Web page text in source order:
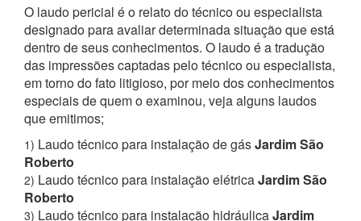
O laudo pericial é o relato do técnico ou especialista
designado para avaliar determinada situação que está
dentro de seus conhecimentos. O laudo é a tradução
das impressões captadas pelo técnico ou especialista,
em torno do fato litigioso, por meio dos conhecimentos
especiais de quem o examinou, veja alguns laudos
que emitimos;
1) Laudo técnico para instalação de gásJardim São
Roberto
2) Laudo técnico para instalação elétricaJardim São
Roberto
3) Laudo técnico para instalação hidráulicaJardim